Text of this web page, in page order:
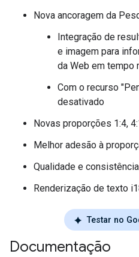
Nova ancoragem da
Integração de
e imagem para
da Web em tempo
Com o recurso
desativado
Novas proporções 1:4,
Melhor adesão à
Qualidade e
Renderização de texto
Testar no
Documentação